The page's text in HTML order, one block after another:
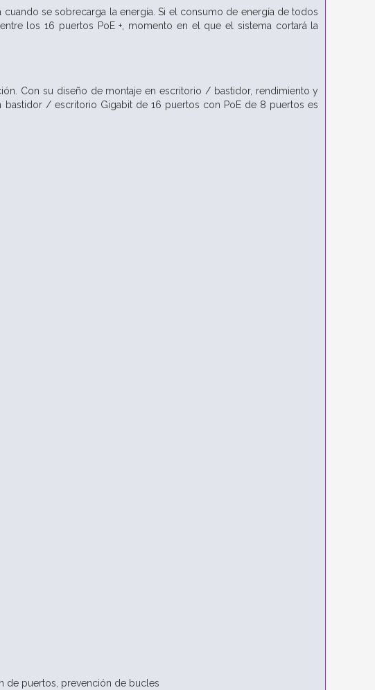
se sobrecarga la energía. Si el consumo de energía de todos
los 16 puertos PoE +, momento en el que el sistema cortará la
Con su diseño de montaje en escritorio / bastidor, rendimiento y
bastidor / escritorio Gigabit de 16 puertos con PoE de 8 puertos es
de puertos, prevención de bucles